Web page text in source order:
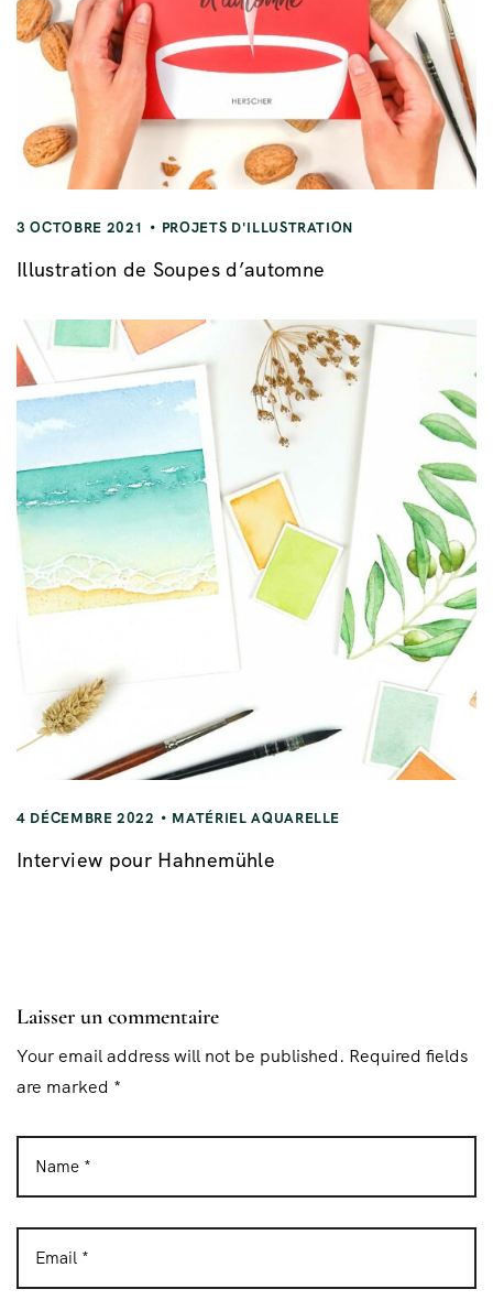
3 OCTOBRE 2021 PROJETS D'ILLUSTRATION
Illustration de Soupes d’automne
4 DÉCEMBRE 2022 MATÉRIEL AQUARELLE
Interview pour Hahnemühle
Laisser un commentaire
Your email address will not be published. Required fields
are marked *